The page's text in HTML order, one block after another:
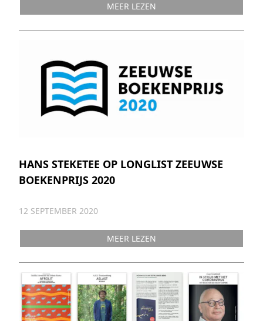
MEER LEZEN
HANS STEKETEE OP LONGLIST ZEEUWSE
BOEKENPRIJS 2020
12 SEPTEMBER 2020
MEER LEZEN